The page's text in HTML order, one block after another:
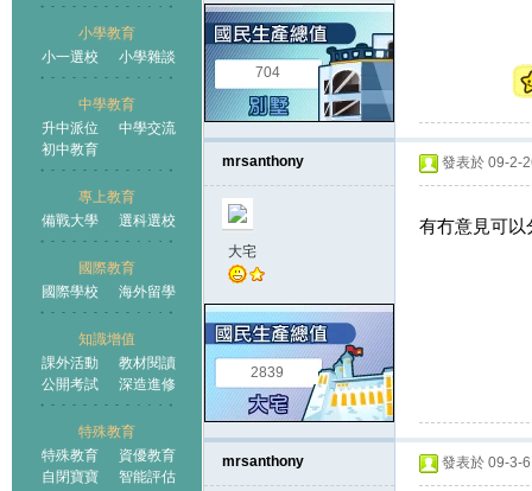
小學教育
小一選校
小學雜談
中學教育
升中派位
中學交流
初中教育
專上教育
備戰大學
選科選校
國際教育
國際學校
海外留學
知識增值
課外活動
教材閱讀
公開考試
深造進修
特殊教育
特殊教育
資優教育
自閉寶寶
智能評估
704
mrsanthony
大宅
2839
發表於 09-2-
有冇意見可以
mrsanthony 發表於 09-3-